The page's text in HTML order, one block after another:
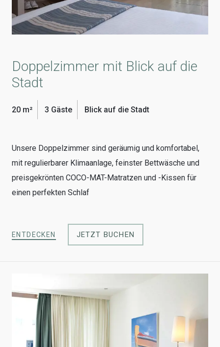
Doppelzimmer mit Blick auf die
Stadt
20 m² 3 Gäste Blick auf die Stadt
Unsere Doppelzimmer sind geräumig und komfortabel,
mit regulierbarer Klimaanlage, feinster Bettwäsche und
preisgekrönten COCO-MAT-Matratzen und -Kissen für
einen perfekten Schlaf
ENTDECKEN JETZT BUCHEN